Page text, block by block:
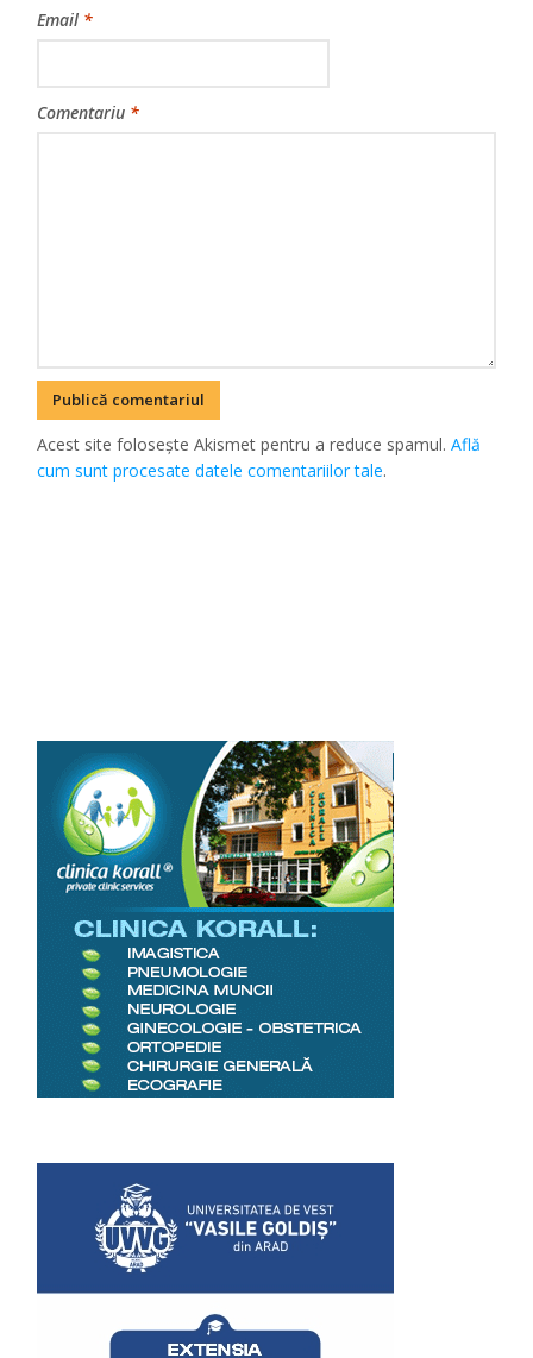
Email *
Comentariu *
Acest site folosește Akismet pentru a reduce spamul.Află
cum sunt procesate datele comentariilor tale.